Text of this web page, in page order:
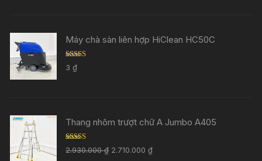
Máy chà sàn liên hợp HiClean HC50C
Rated
out of 5
3₫
Thang nhôm trượt chữ A Jumbo A405
Rated 5.00
out of 5
2.930.000₫ 2.710.000₫